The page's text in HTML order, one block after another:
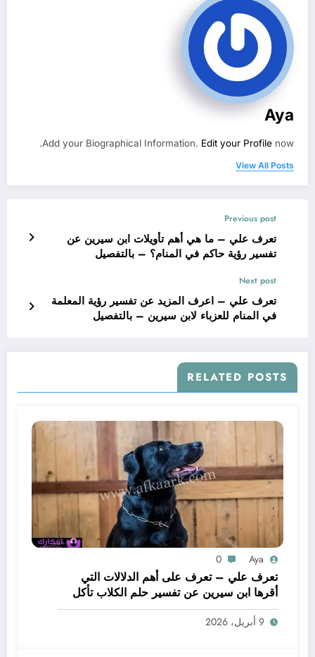
Aya
Add your Biographical Information. Edit your Profile now.
View All Posts
Previous post
تعرف علي – ما هي أهم تأويلات ابن سيرين عن
تفسير رؤية حاكم في المنام؟ – بالتفصيل
Next post
تعرف علي – اعرف المزيد عن تفسير رؤية المعلمة
في المنام للعزباء لابن سيرين – بالتفصيل
RELATED POSTS
Aya
0
تعرف علي – تعرف على أهم الدلالات التي
أقرها ابن سيرين عن تفسير حلم الكلاب تأكل
لحم – بالتفصيل
9 أبريل، 2026